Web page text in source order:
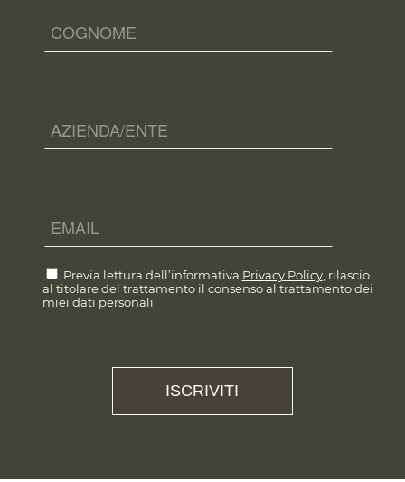
Previa lettura dell’informativa Privacy Policy, rilascio
al titolare del trattamento il consenso al trattamento dei
miei dati personali